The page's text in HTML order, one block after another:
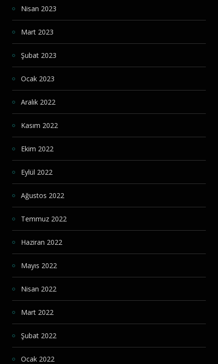
Nisan 2023
Mart 2023
Şubat 2023
Ocak 2023
Aralık 2022
Kasım 2022
Ekim 2022
Eylül 2022
Ağustos 2022
Temmuz 2022
Haziran 2022
Mayıs 2022
Nisan 2022
Mart 2022
Şubat 2022
Ocak 2022